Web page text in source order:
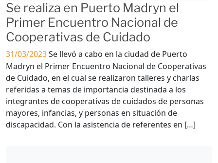
Se realiza en Puerto Madryn el
Primer Encuentro Nacional de
Cooperativas de Cuidado
31/03/2023Se llevó a cabo en la ciudad de Puerto
Madryn el Primer Encuentro Nacional de Cooperativas
de Cuidado, en el cual se realizaron talleres y charlas
referidas a temas de importancia destinada a los
integrantes de cooperativas de cuidados de personas
mayores, infancias, y personas en situación de
discapacidad. Con la asistencia de referentes en […]